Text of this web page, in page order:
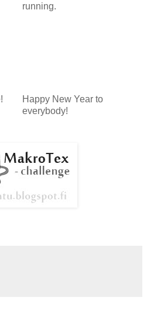
running.
Happy New Year to
everybody!